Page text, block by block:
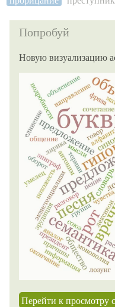
Попробуй
Новую визуализацию
Перейти к просмотру